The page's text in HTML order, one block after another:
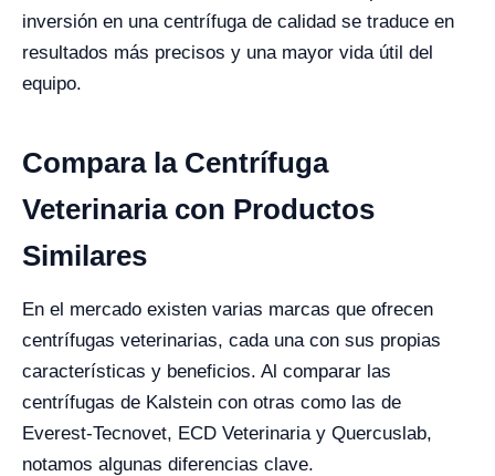
inversión en una centrífuga de calidad se traduce en
resultados más precisos y una mayor vida útil del
equipo.
Compara la Centrífuga
Veterinaria con Productos
Similares
En el mercado existen varias marcas que ofrecen
centrífugas veterinarias, cada una con sus propias
características y beneficios. Al comparar las
centrífugas de Kalstein con otras como las de
Everest-Tecnovet, ECD Veterinaria y Quercuslab,
notamos algunas diferencias clave.